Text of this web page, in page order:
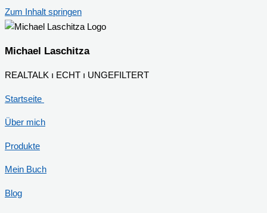
Zum Inhalt springen
Michael Laschitza
REALTALK ı ECHT ı UNGEFILTERT
Startseite
Über mich
Produkte
Mein Buch
Blog